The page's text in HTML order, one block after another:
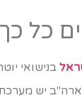
כל
בנישואי
יש מערכת